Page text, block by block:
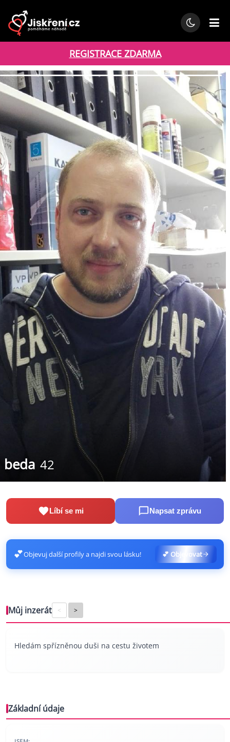
REGISTRACE ZDARMA
beda 42
Líbí se mi Napsat zprávu
💕Objevuj další profily a najdi svou lásku! 💕 Objevovat
Můj inzerát < >
Hledám spřízněnou duši na cestu životem
Základní údaje